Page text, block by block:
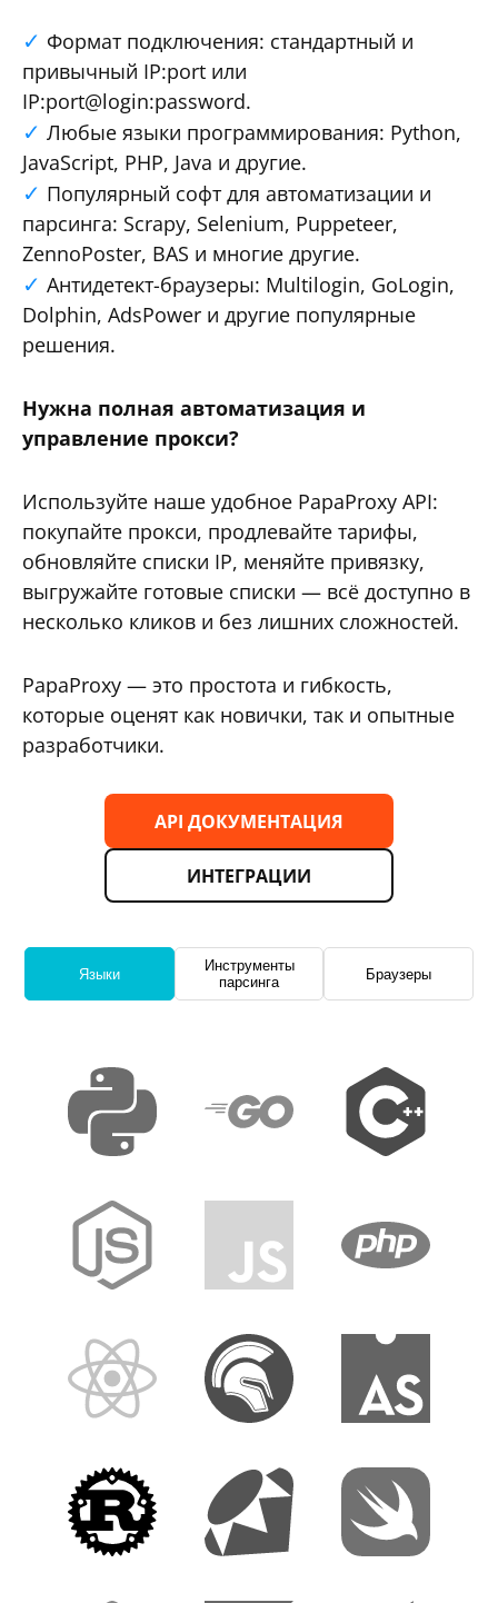
Формат подключения: стандартный и
привычный IP:port или
IP:port@login:password.
Любые языки программирования: Python,
JavaScript, PHP, Java и другие.
Популярный софт для автоматизации и
парсинга: Scrapy, Selenium, Puppeteer,
ZennoPoster, BAS и многие другие.
Антидетект-браузеры: Multilogin, GoLogin,
Dolphin, AdsPower и другие популярные
решения.
Нужна полная автоматизация и
управление прокси?
Используйте наше удобное PapaProxy API:
покупайте прокси, продлевайте тарифы,
обновляйте списки IP, меняйте привязку,
выгружайте готовые списки — всё доступно в
несколько кликов и без лишних сложностей.
PapaProxy — это простота и гибкость,
которые оценят как новички, так и опытные
разработчики.
API ДОКУМЕНТАЦИЯ
ИНТЕГРАЦИИ
Языки
Инструменты
парсинга
Браузеры